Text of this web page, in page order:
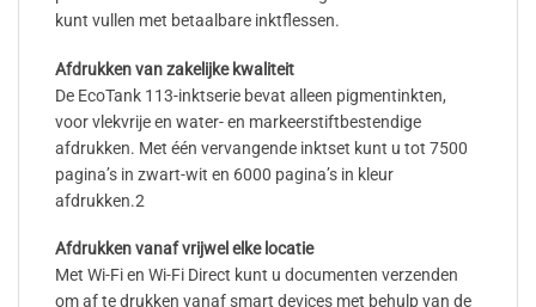
kunt vullen met betaalbare inktflessen.
Afdrukken van zakelijke kwaliteit
De EcoTank 113-inktserie bevat alleen pigmentinkten,
voor vlekvrije en water- en markeerstiftbestendige
afdrukken. Met één vervangende inktset kunt u tot 7500
pagina’s in zwart-wit en 6000 pagina’s in kleur
afdrukken.2
Afdrukken vanaf vrijwel elke locatie
Met Wi-Fi en Wi-Fi Direct kunt u documenten verzenden
om af te drukken vanaf smart devices met behulp van de